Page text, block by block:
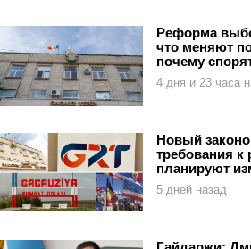
Реформа
что меняют
почему
4 дня и 23 часа
Новый
требования к
планируют
5 дней назад